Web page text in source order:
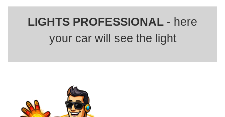
LIGHTS PROFESSIONAL - here
your car will see the light